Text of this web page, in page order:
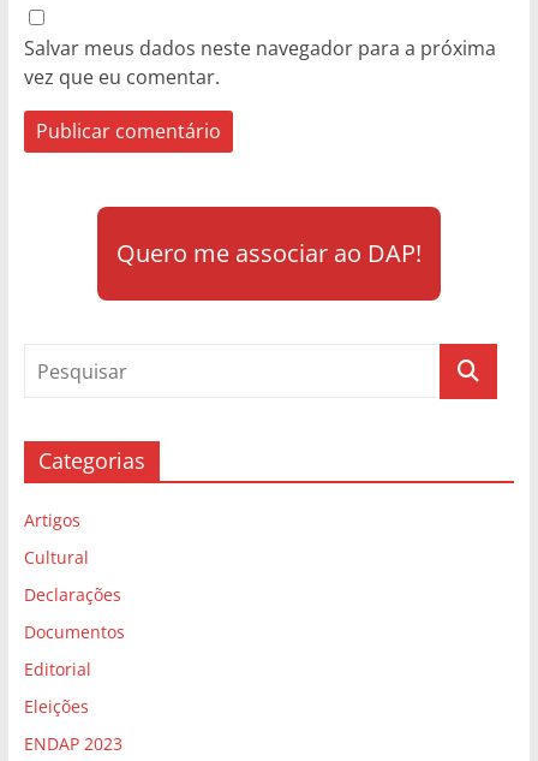
Salvar meus dados neste navegador para a próxima
vez que eu comentar.
Quero me associar ao DAP!
Categorias
Artigos
Cultural
Declarações
Documentos
Editorial
Eleições
ENDAP 2023